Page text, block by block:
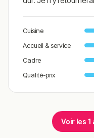
Conclusion
dans le vieux Rouen,
saison, sa carte
sa carte des vins
un dîner en couple, à
vaut réserver et se
Cuisine
Accueil & service
Cadre
Qualité-prix
Voir les